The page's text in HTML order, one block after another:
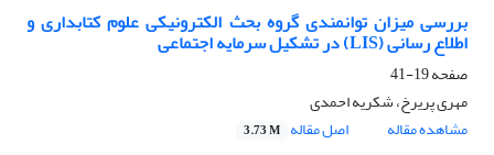
بررسی میزان توانمندی گروه بحث الکترونیکی علوم کتابداری و
اطلاع رسانی (LIS) در تشکیل سرمایه اجتماعی
صفحه19-41
مهری پریرخ، شکریه احمدی
مشاهده مقاله
اصل مقاله 3.73 M